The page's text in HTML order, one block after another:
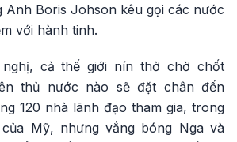
Anh Boris Johson kêu gọi các nước
với hành tinh.
cả thế giới nín thở chờ chốt
thủ nước nào sẽ đặt chân đến
120 nhà lãnh đạo tham gia, trong
Mỹ, nhưng vắng bóng Nga và